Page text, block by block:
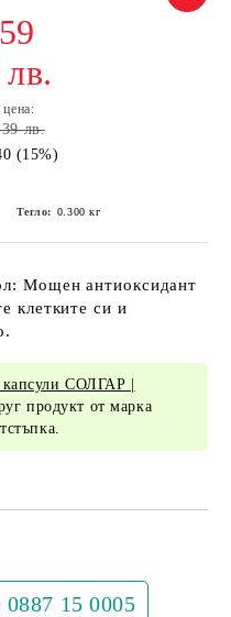
лв.
(15%)
Тегло: 0.300 кг
Мощен антиоксидант
клетките си и
СОЛГАР |
продукт от марка
0887 15 0005